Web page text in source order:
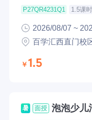
开课）
P27QR4231Q1 1.5课
2026/08/07 ~
百学汇西直门校
1.5
暑 面授 泡泡少儿